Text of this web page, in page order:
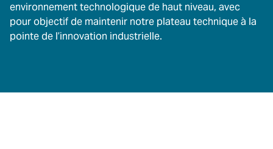
environnement technologique de haut niveau, avec
pour objectif de maintenir notre plateau technique à la
pointe de l’innovation industrielle.